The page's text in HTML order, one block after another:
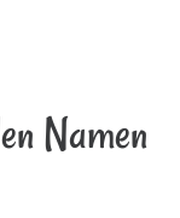
Namen